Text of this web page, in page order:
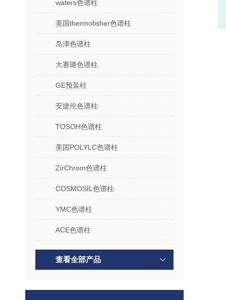
waters色谱柱
美国thermofisher色谱柱
岛津色谱柱
大赛璐色谱柱
GE预装柱
安捷伦色谱柱
TOSOH色谱柱
美国POLYLC色谱柱
ZirChrom色谱柱
COSMOSIL色谱柱
YMC色谱柱
ACE色谱柱
查看全部产品